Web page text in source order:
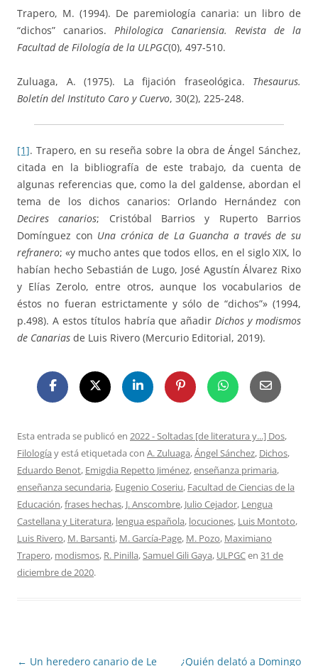
Trapero, M. (1994). De paremiología canaria: un libro de
“dichos” canarios. Philologica Canariensia. Revista de la
Facultad de Filología de la ULPGC(0), 497-510.
Zuluaga, A. (1975). La fijación fraseológica. Thesaurus.
Boletín del Instituto Caro y Cuervo, 30(2), 225-248.
[1]. Trapero, en su reseña sobre la obra de Ángel Sánchez,
citada en la bibliografía de este trabajo, da cuenta de
algunas referencias que, como la del galdense, abordan el
tema de los dichos canarios: Orlando Hernández con
Decires canarios; Cristóbal Barrios y Ruperto Barrios
Domínguez con Una crónica de La Guancha a través de su
refranero; «y mucho antes que todos ellos, en el siglo XIX, lo
habían hecho Sebastián de Lugo, José Agustín Álvarez Rixo
y Elías Zerolo, entre otros, aunque los vocabularios de
éstos no fueran estrictamente y sólo de “dichos”» (1994,
p.498). A estos títulos habría que añadirDichos y modismos
de Canarias de Luis Rivero (Mercurio Editorial, 2019).
Esta entrada se publicó en 2022 - Soltadas [de literatura y...] Dos,
Filología y está etiquetada con A. Zuluaga,Ángel Sánchez, Dichos,
Eduardo Benot, Emigdia Repetto Jiménez,enseñanza primaria,
enseñanza secundaria, Eugenio Coseriu, Facultad de Ciencias de la
Educación,frases hechas, J. Anscombre, Julio Cejador, Lengua
Castellana y Literatura, lengua española, locuciones, Luis Montoto,
Luis Rivero, M. Barsanti, M. García-Page, M. Pozo, Maximiano
Trapero, modismos, R. Pinilla,Samuel Gili Gaya, ULPGCen 31 de
diciembre de 2020.
Navegación
← Un heredero canario de Le ¿Quién delató a Domingo